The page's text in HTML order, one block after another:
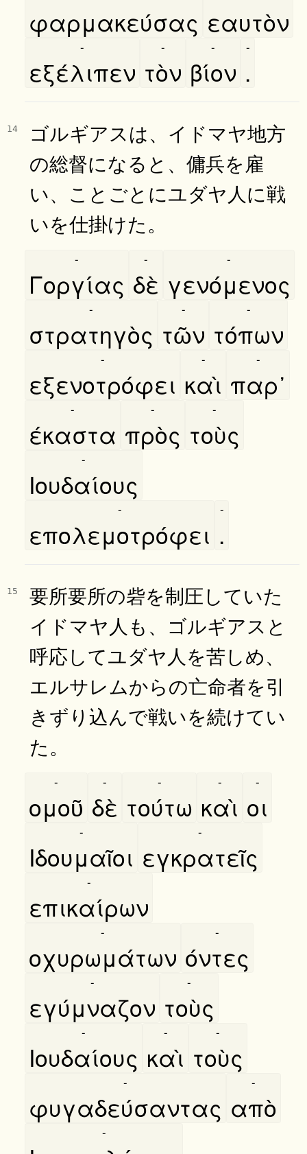
φαρμακεύσας εαυτὸν
εξέλιπεν
-
τὸν
-
βίον
-
.
-
14
ゴルギアスは、イドマヤ地方
の総督になると、傭兵を雇
い、ことごとにユダヤ人に戦
いを仕掛けた。
Γοργίας
-
δὲ
-
γενόμενος
-
στρατηγὸς
-
τῶν
-
τόπων
-
εξενοτρόφει
-
καὶ
-
παρ᾿
-
έκαστα
-
πρὸς
-
τοὺς
-
Ιουδαίους
-
επολεμοτρόφει
-
.
-
15
要所要所の砦を制圧していた
イドマヤ人も、ゴルギアスと
呼応してユダヤ人を苦しめ、
エルサレムからの亡命者を引
きずり込んで戦いを続けてい
た。
ομοῦ
-
δὲ
-
τούτω
-
καὶ
-
οι
-
Ιδουμαῖοι
-
εγκρατεῖς
-
επικαίρων
-
οχυρωμάτων
-
όντες
-
εγύμναζον
-
τοὺς
-
Ιουδαίους
-
καὶ
-
τοὺς
-
φυγαδεύσαντας
-
απὸ
-
-